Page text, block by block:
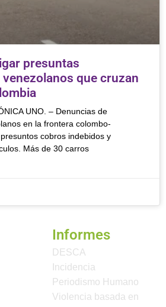
presuntas
que cruzan
UNO. – Denuncias de
en la frontera colombo-
cobros indebidos y
Más de 30 carros
Informes
DESCA
Incidencia
Periodismo Humano
Violencia basada en